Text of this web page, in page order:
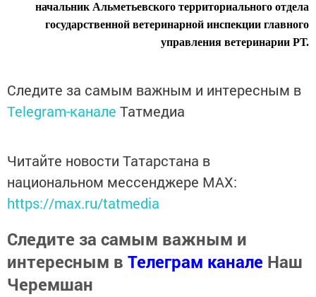
начальник Альметьевского территориального отдела
государственной ветеринарной инспекции главного
управления ветеринарии РТ.
Следите за самым важным и интересным в
Telegram-канале Татмедиа
Читайте новости Татарстана в
национальном мессенджере MАХ:
https://max.ru/tatmedia
Следите за самым важным и
интересным в Телеграм канале Наш
Черемшан